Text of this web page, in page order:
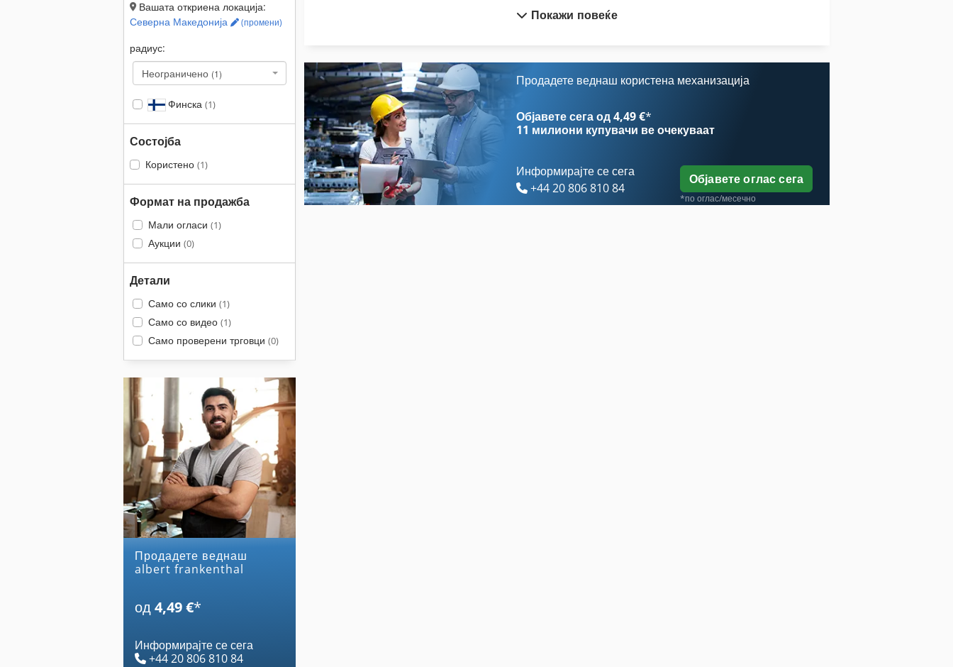
Вашата откриена локација:
Северна Македонија
(промени)
радиус:
Неограничено (1)
Финска (1)
Состојба
Користено (1)
Формат на продажба
Мали огласи (1)
Аукции (0)
Детали
Само со слики (1)
Само со видео (1)
Само проверени трговци (0)
Продадете веднаш
albert frankenthal
од4,49 €*
Информирајте се сега
+44 20 806 810 84
Heidelberg Mo
Heidelberg Oht
Heidelberg T
Heidelberg Zylinder
Покажи повеќе
Продадете веднаш користена механизација
Објавете сега од 4,49 €*
11 милиони купувачи ве очекуваат
Информирајте се сега
+44 20 806 810 84
Објавете оглас сега
*по оглас/месечно